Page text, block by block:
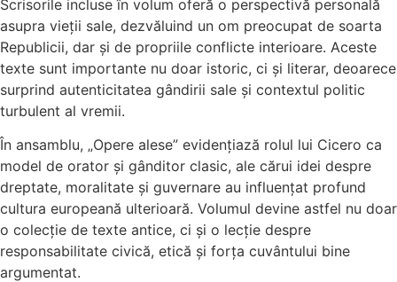
Scrisorile incluse în volum oferă o perspectivă personală
asupra vieții sale, dezvăluind un om preocupat de soarta
Republicii, dar și de propriile conflicte interioare. Aceste
texte sunt importante nu doar istoric, ci și literar, deoarece
surprind autenticitatea gândirii sale și contextul politic
turbulent al vremii.
În ansamblu, „Opere alese” evidențiază rolul lui Cicero ca
model de orator și gânditor clasic, ale cărui idei despre
dreptate, moralitate și guvernare au influențat profund
cultura europeană ulterioară. Volumul devine astfel nu doar
o colecție de texte antice, ci și o lecție despre
responsabilitate civică, etică și forța cuvântului bine
argumentat.